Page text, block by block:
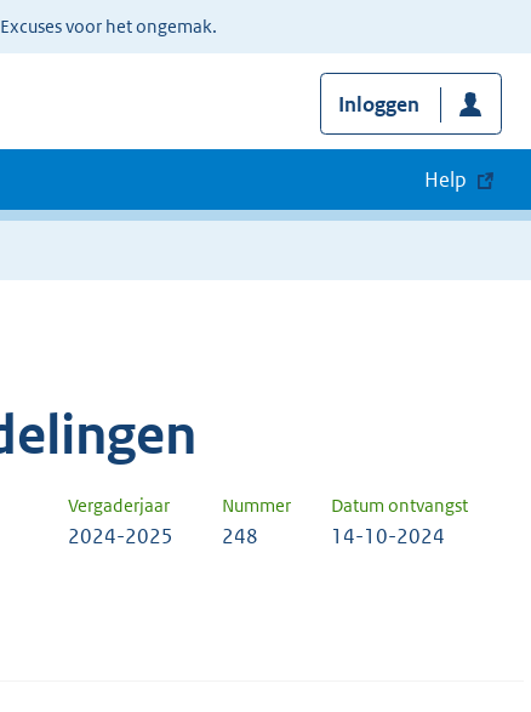
voor het ongemak.
Inloggen
Help
Vergaderjaar Nummer Datum ontvangst
2024-2025 248 14-10-2024